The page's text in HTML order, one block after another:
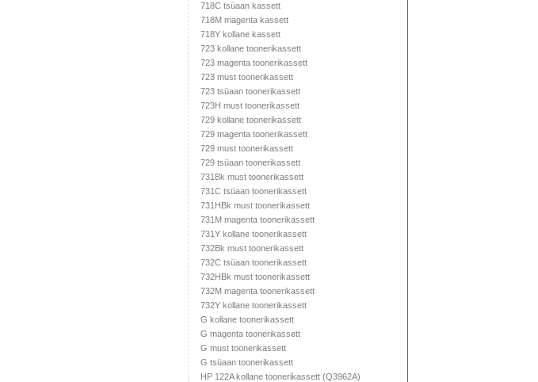
718C tsüaan kassett
718M magenta kassett
718Y kollane kassett
723 kollane toonerikassett
723 magenta toonerikassett
723 must toonerikassett
723 tsüaan toonerikassett
723H must toonerikassett
729 kollane toonerikassett
729 magenta toonerikassett
729 must toonerikassett
729 tsüaan toonerikassett
731Bk must toonerikassett
731C tsüaan toonerikassett
731HBk must toonerikassett
731M magenta toonerikassett
731Y kollane toonerikassett
732Bk must toonerikassett
732C tsüaan toonerikassett
732HBk must toonerikassett
732M magenta toonerikassett
732Y kollane toonerikassett
G kollane toonerikassett
G magenta toonerikassett
G must toonerikassett
G tsüaan toonerikassett
HP 122A kollane toonerikassett (Q3962A)